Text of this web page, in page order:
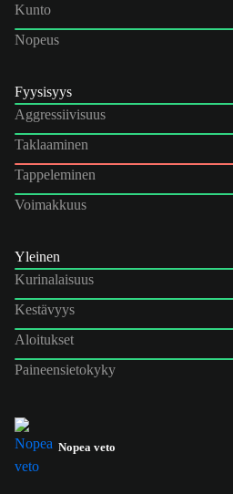
Kunto
Nopeus
Fyysisyys
Aggressiivisuus
Taklaaminen
Tappeleminen
Voimakkuus
Yleinen
Kurinalaisuus
Kestävyys
Aloitukset
Paineensietokyky
Nopea veto